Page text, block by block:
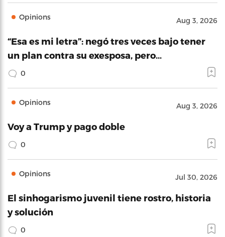
Opinions Aug 3, 2026
“Esa es mi letra”: negó tres veces bajo tener
un plan contra su exesposa, pero…
0
Opinions Aug 3, 2026
Voy a Trump y pago doble
0
Opinions Jul 30, 2026
El sinhogarismo juvenil tiene rostro, historia
y solución
0